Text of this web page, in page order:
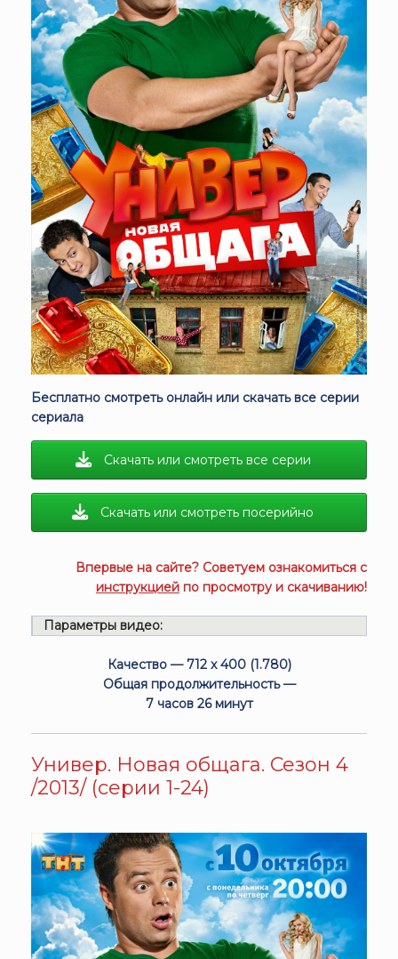
Бесплатно смотреть онлайн или скачать все серии
сериала
Скачать или смотреть все серии
Скачать или смотреть посерийно
Впервые на сайте? Советуем ознакомиться с
инструкцией по просмотру и скачиванию!
Параметры видео:
Качество — 712 x 400 (1.780)
Общая продолжительность —
7 часов 26 минут
Универ. Новая общага. Сезон 4
/2013/ (серии 1-24)